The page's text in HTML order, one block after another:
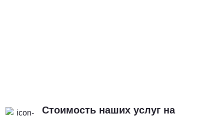
Стоимость наших услуг на